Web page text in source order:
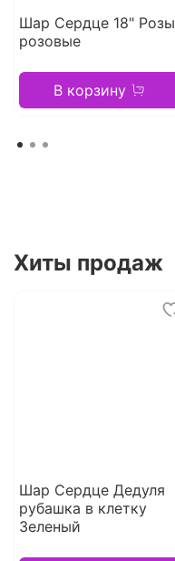
Шар Сердце 18" Розы
розовые
В корзину
Хиты продаж
Шар Сердце Дедуля
рубашка в клетку
Зеленый